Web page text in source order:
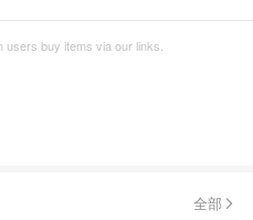
users buy items via our links.
全部